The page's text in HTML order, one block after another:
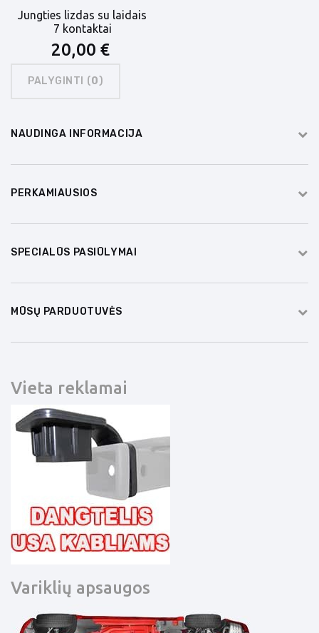
Jungties lizdas su laidais
7 kontaktai
20,00 €
PALYGINTI (0)
NAUDINGA INFORMACIJA
PERKAMIAUSIOS
SPECIALŪS PASIŪLYMAI
MŪSŲ PARDUOTUVĖS
Vieta reklamai
Variklių apsaugos